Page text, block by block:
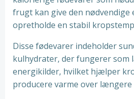
frugt kan give den nødvendige
opretholde en stabil
Disse fødevarer indeholder
kulhydrater, der fungerer som
energikilder, hvilket hjælper
producere varme over længere